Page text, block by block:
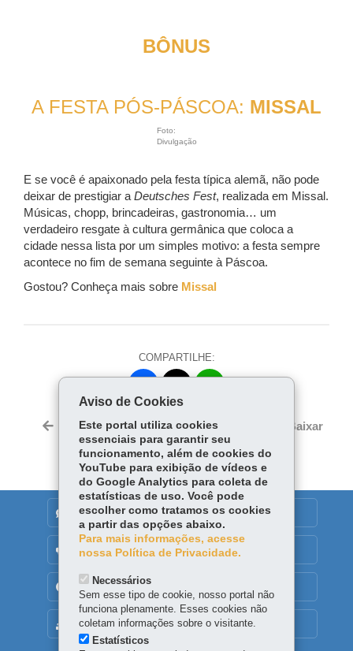
BÔNUS
A FESTA PÓS-PÁSCOA: MISSAL
Foto:
Divulgação
E se você é apaixonado pela festa típica alemã, não pode
deixar de prestigiar a Deutsches Fest, realizada em Missal.
Músicas, chopp, brincadeiras, gastronomia… um
verdadeiro resgate à cultura germânica que coloca a
cidade nessa lista por um simples motivo: a festa sempre
acontece no fim de semana seguinte à Páscoa.
Gostou? Conheça mais sobre Missal
COMPARTILHE:
ce
bo
ok
itt
er
p
Voltar Início Imprimir Baixar
MAPA DO SITE
DENUNCIE CORRUPÇÃO
OUVIDORIA
TRANSPARÊNCIA INSTITUCIONAL
Aviso de Cookies
Este portal utiliza cookies
essenciais para garantir seu
funcionamento, além de cookies do
YouTube para exibição de vídeos e
do Google Analytics para coleta de
estatísticas de uso. Você pode
escolher como tratamos os cookies
a partir das opções abaixo.
Para mais informações, acesse
nossa Política de Privacidade.
Necessários
Sem esse tipo de cookie, nosso portal não
funciona plenamente. Esses cookies não
coletam informações sobre o visitante.
Estatísticos